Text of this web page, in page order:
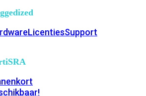
LicentiesSupport